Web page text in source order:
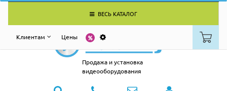
ВЕСЬ КАТАЛОГ
Клиентам Цены
Продажа и установка
видеооборудования